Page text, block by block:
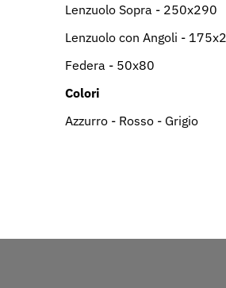
Lenzuolo Sopra - 250x290
Lenzuolo con Angoli -
Federa - 50x80
Colori
Azzurro - Rosso - Grigio